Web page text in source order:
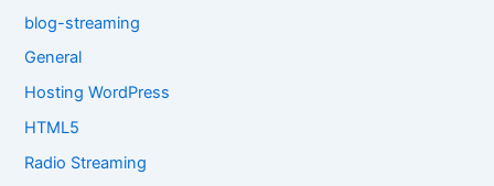
blog-streaming
General
Hosting WordPress
HTML5
Radio Streaming